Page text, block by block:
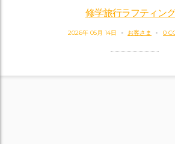
修学旅行ラフティング
2026年 05月 14日 お客さま 0